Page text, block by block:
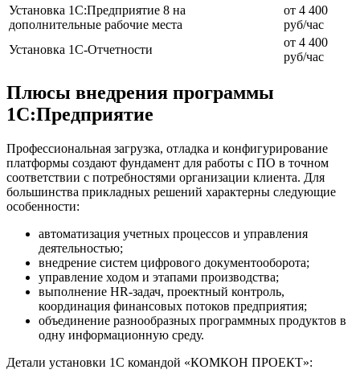
Установка 1С:Предприятие 8 на
дополнительные рабочие места
от 4 400
руб/час
Установка 1С-Отчетности
от 4 400
руб/час
Плюсы внедрения программы
1С:Предприятие
Профессиональная загрузка, отладка и конфигурирование
платформы создают фундамент для работы с ПО в точном
соответствии с потребностями организации клиента. Для
большинства прикладных решений характерны следующие
особенности:
автоматизация учетных процессов и управления
деятельностью;
внедрение систем цифрового документооборота;
управление ходом и этапами производства;
выполнение HR-задач, проектный контроль,
координация финансовых потоков предприятия;
объединение разнообразных программных продуктов в
одну информационную среду.
Детали установки 1С командой «КОМКОН ПРОЕКТ»: